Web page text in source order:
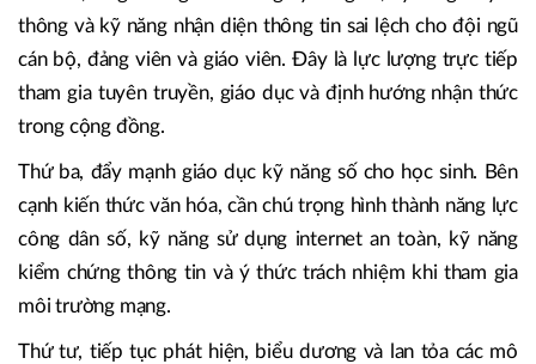
thông và kỹ năng nhận diện thông tin sai lệch cho đội ngũ
cán bộ, đảng viên và giáo viên. Đây là lực lượng trực tiếp
tham gia tuyên truyền, giáo dục và định hướng nhận thức
trong cộng đồng.
Thứ ba, đẩy mạnh giáo dục kỹ năng số cho học sinh. Bên
cạnh kiến thức văn hóa, cần chú trọng hình thành năng lực
công dân số, kỹ năng sử dụng internet an toàn, kỹ năng
kiểm chứng thông tin và ý thức trách nhiệm khi tham gia
môi trường mạng.
Thứ tư, tiếp tục phát hiện, biểu dương và lan tỏa các mô